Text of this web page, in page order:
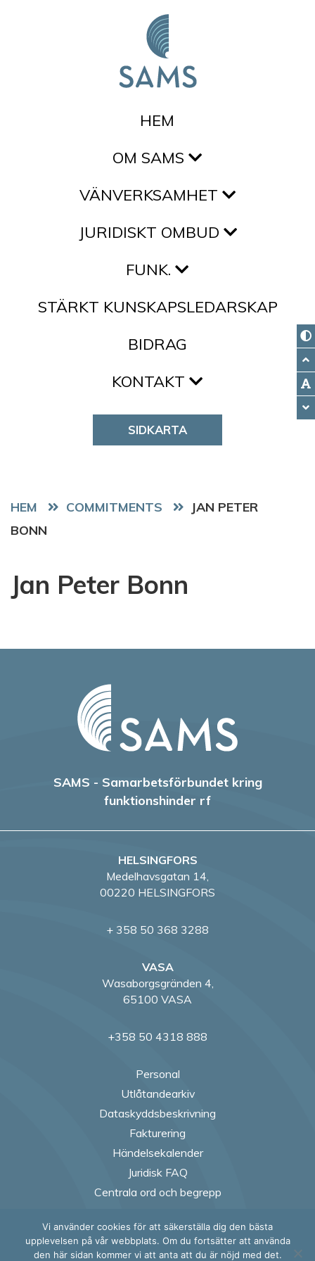
HEM
OM SAMS
VÄNVERKSAMHET
JURIDISKT OMBUD
FUNK.
STÄRKT KUNSKAPSLEDARSKAP
BIDRAG
KONTAKT
SIDKARTA
HEM COMMITMENTS
JAN PETER
BONN
Jan Peter Bonn
SAMS - Samarbetsförbundet kring
funktionshinder rf
HELSINGFORS
Medelhavsgatan 14,
00220 HELSINGFORS
+ 358 50 368 3288
VASA
Wasaborgsgränden 4,
65100 VASA
+358 50 4318 888
Personal
Utlåtandearkiv
Dataskyddsbeskrivning
Fakturering
Händelsekalender
Juridisk FAQ
Centrala ord och begrepp
Follow us on
Follow us on
Follow
Vi använder cookies för att säkerställa dig den bästa
upplevelsen på vår webbplats. Om du fortsätter att använda
den här sidan kommer vi att anta att du är nöjd med det.